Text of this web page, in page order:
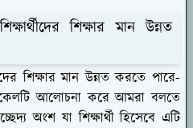
শিক্ষার মান উন্নত
শিক্ষার মান উন্নত করতে পারে-
আলোচনা করে আমরা বলতে
অংশ যা শিক্ষার্থী হিসেবে এটি